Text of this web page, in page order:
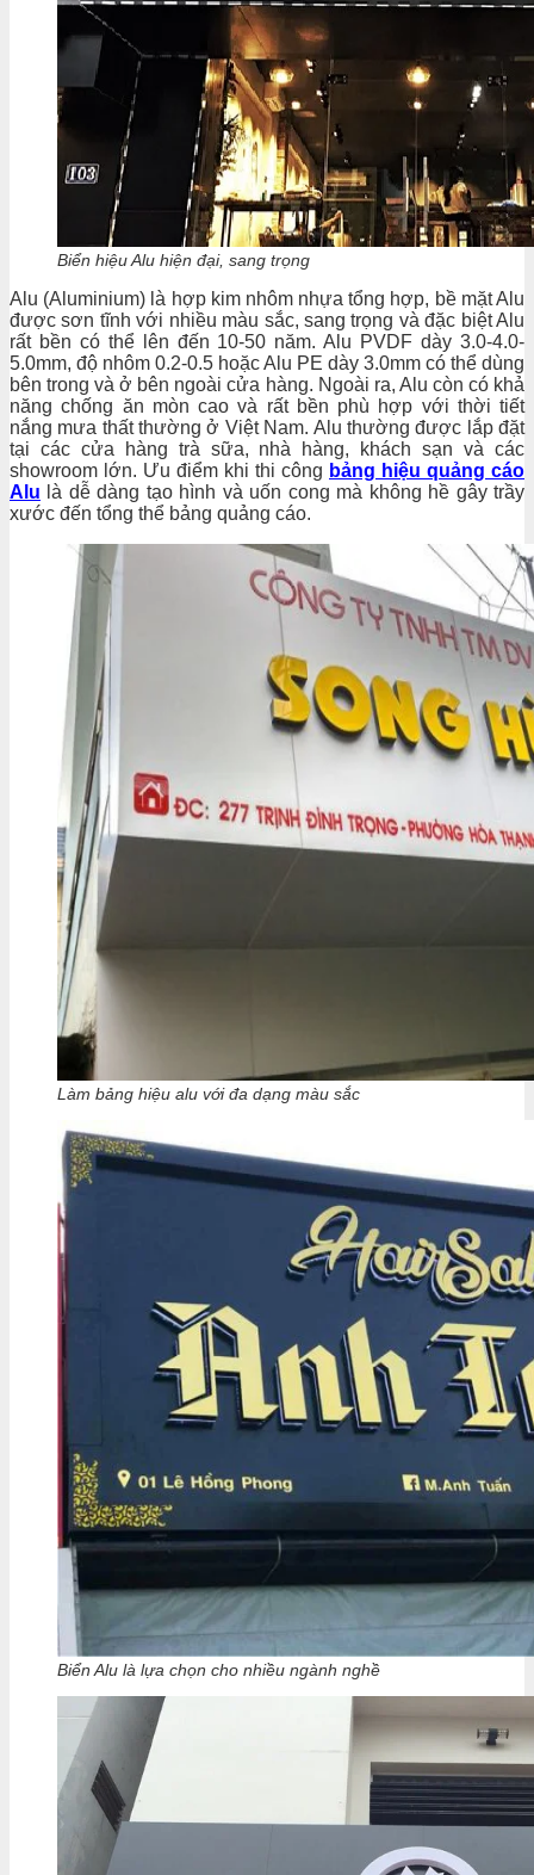
Biển hiệu Alu hiện đại, sang trọng
Alu (Aluminium) là hợp kim nhôm nhựa tổng hợp, bề mặt Alu
được sơn tĩnh với nhiều màu sắc, sang trọng và đặc biệt Alu
rất bền có thể lên đến 10-50 năm. Alu PVDF dày 3.0-4.0-
5.0mm, độ nhôm 0.2-0.5 hoặc Alu PE dày 3.0mm có thể dùng
bên trong và ở bên ngoài cửa hàng. Ngoài ra, Alu còn có khả
năng chống ăn mòn cao và rất bền phù hợp với thời tiết
nắng mưa thất thường ở Việt Nam. Alu thường được lắp đặt
tại các cửa hàng trà sữa, nhà hàng, khách sạn và các
showroom lớn. Ưu điểm khi thi công bảng hiệu quảng cáo
Alu là dễ dàng tạo hình và uốn cong mà không hề gây trầy
xước đến tổng thể bảng quảng cáo.
Làm bảng hiệu alu với đa dạng màu sắc
Biển Alu là lựa chọn cho nhiều ngành nghề